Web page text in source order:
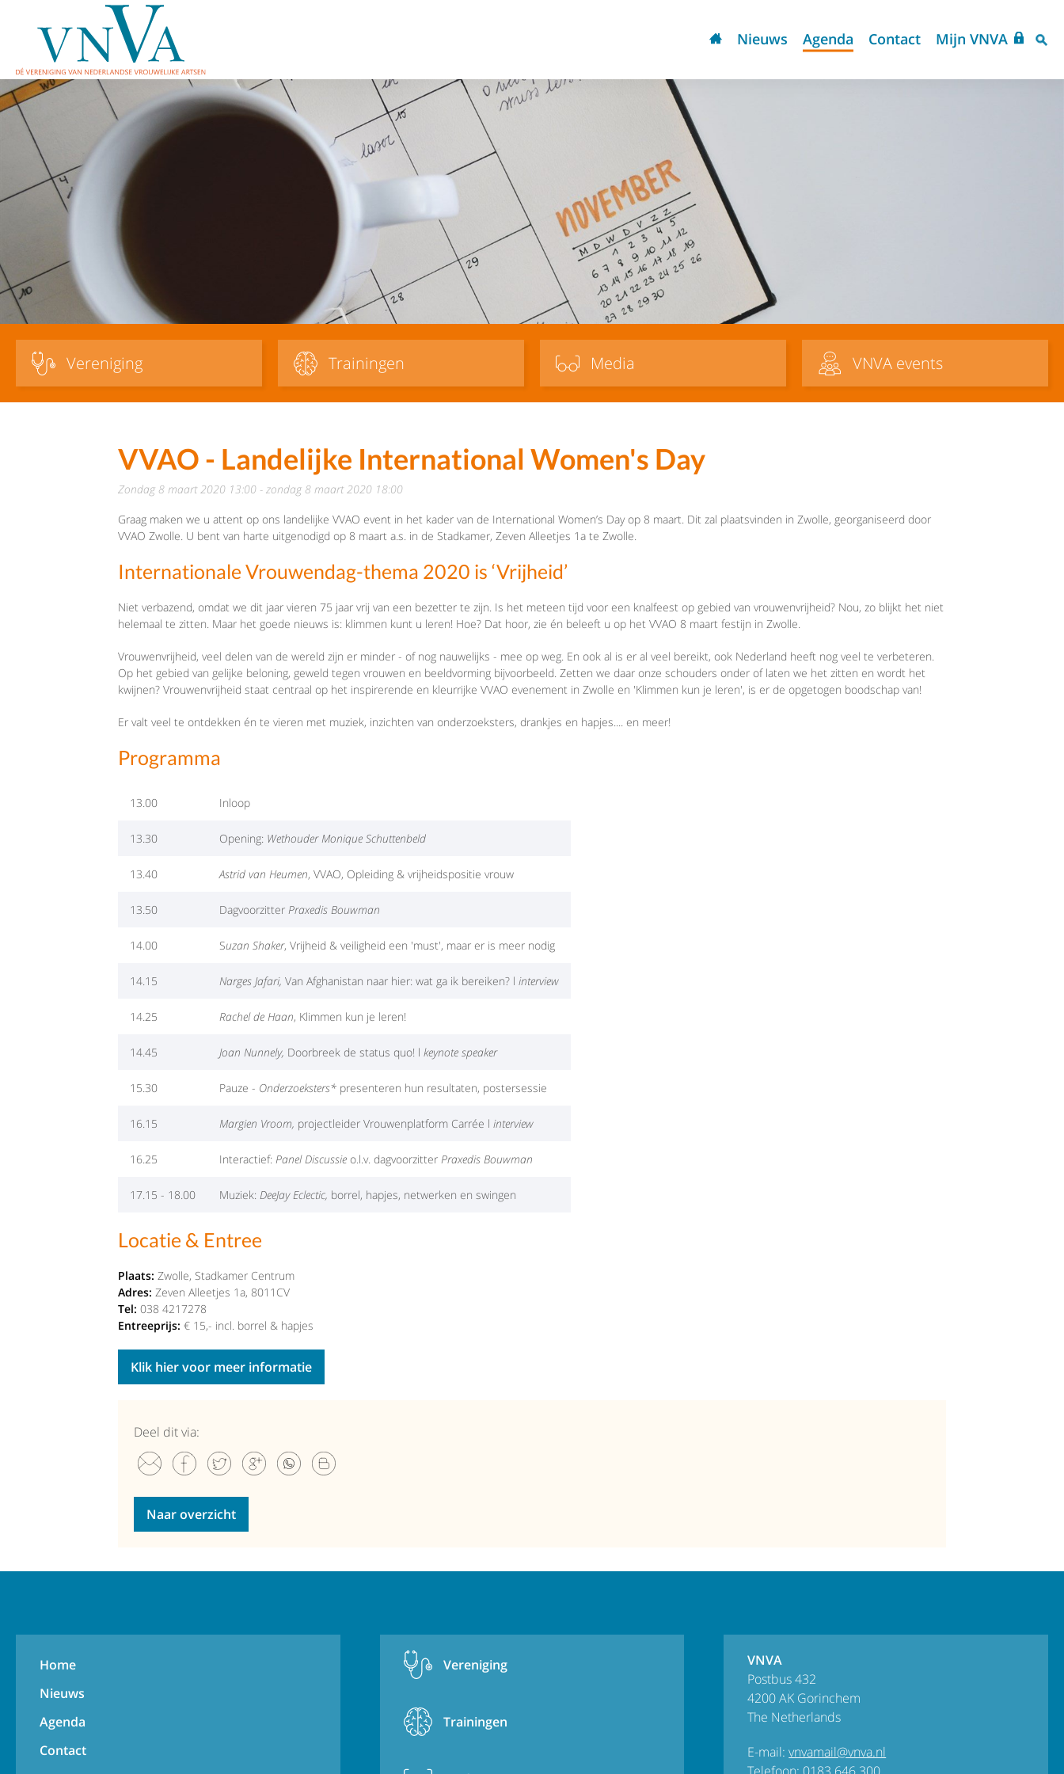
Nieuws Agenda Contact Mijn VNVA
Vereniging Trainingen Media VNVA events
VVAO - Landelijke International Women's Day
zondag 8 maart 2020 13:00 - zondag 8 maart 2020 18:00
Graag maken we u attent op ons landelijke VVAO event in het kader van de International Women’s Day op 8 maart. Dit zal plaatsvinden in Zwolle, georganiseerd door
VVAO Zwolle. U bent van harte uitgenodigd op 8 maart a.s. in de Stadkamer, Zeven Alleetjes 1a te Zwolle.
Internationale Vrouwendag-thema 2020 is ‘Vrijheid’
Niet verbazend, omdat we dit jaar vieren 75 jaar vrij van een bezetter te zijn. Is het meteen tijd voor een knalfeest op gebied van vrouwenvrijheid? Nou, zo blijkt het niet
helemaal te zitten. Maar het goede nieuws is: klimmen kunt u leren! Hoe? Dat hoor, zie én beleeft u op het VVAO 8 maart festijn in Zwolle.
Vrouwenvrijheid, veel delen van de wereld zijn er minder - of nog nauwelijks - mee op weg. En ook al is er al veel bereikt, ook Nederland heeft nog veel te verbeteren.
Op het gebied van gelijke beloning, geweld tegen vrouwen en beeldvorming bijvoorbeeld. Zetten we daar onze schouders onder of laten we het zitten en wordt het
kwijnen? Vrouwenvrijheid staat centraal op het inspirerende en kleurrijke VVAO evenement in Zwolle en 'Klimmen kun je leren', is er de opgetogen boodschap van!
Er valt veel te ontdekken én te vieren met muziek, inzichten van onderzoeksters, drankjes en hapjes.... en meer!
Programma
13.00 Inloop
13.30 Opening: Wethouder Monique Schuttenbeld
13.40 Astrid van Heumen, VVAO, Opleiding & vrijheidspositie vrouw
13.50 Dagvoorzitter Praxedis Bouwman
14.00 Suzan Shaker, Vrijheid & veiligheid een 'must', maar er is meer nodig
14.15 Narges Jafari, Van Afghanistan naar hier: wat ga ik bereiken? l interview
14.25 Rachel de Haan, Klimmen kun je leren!
14.45 Joan Nunnely, Doorbreek de status quo! l keynote speaker
15.30 Pauze - Onderzoeksters* presenteren hun resultaten, postersessie
16.15 Margien Vroom, projectleider Vrouwenplatform Carrée l interview
16.25 Interactief: Panel Discussie o.l.v. dagvoorzitter Praxedis Bouwman
17.15 - 18.00 Muziek: DeeJay Eclectic, borrel, hapjes, netwerken en swingen
Locatie & Entree
Plaats: Zwolle, Stadkamer Centrum
Adres: Zeven Alleetjes 1a, 8011CV
Tel: 038 4217278
Entreeprijs: € 15,- incl. borrel & hapjes
Klik hier voor meer informatie
Deel dit via:
Naar overzicht
Home
Nieuws
Agenda
Contact
Vereniging
Trainingen
VNVA
Postbus 432
4200 AK Gorinchem
The Netherlands
E-mail:vnvamail@vnva.nl